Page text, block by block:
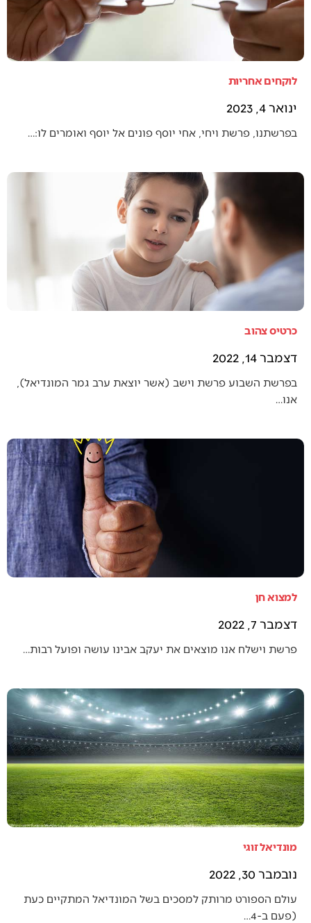
לוקחים אחריות
ינואר 4, 2023
בפרשתנו, פרשת ויחי, אחי יוסף פונים אל יוסף ואומרים לו:…
כרטיס צהוב
דצמבר 14, 2022
בפרשת השבוע פרשת וישב (אשר יוצאת ערב גמר המונדיאל),
אנו…
למצוא חן
דצמבר 7, 2022
פרשת וישלח אנו מוצאים את יעקב אבינו עושה ופועל רבות…
מונדיאל זוגי
נובמבר 30, 2022
עולם הספורט מרותק למסכים בשל המונדיאל המתקיים כעת
(פעם ב-4…